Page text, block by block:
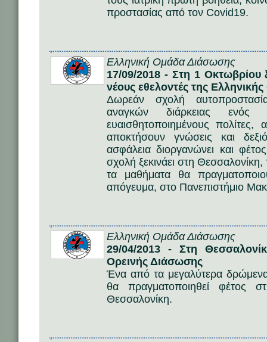
προστασίας από τον Covid19.
Ελληνική Ομάδα Διάσωσης
17/09/2018 - Στη 1 Οκτωβρίου
νέους εθελοντές της
Δωρεάν σχολή
αναγκών διάρκειας
ευαισθητοποιημένους
αποκτήσουν γνώσεις και
ασφάλεια διοργανώνει και
σχολή ξεκινάει στη
τα μαθήματα θα
απόγευμα, στο Πανεπιστήμιο
Ελληνική Ομάδα Διάσωσης
29/04/2013 - Στη
Ορεινής Διάσωσης
Ένα από τα μεγαλύτερα
θα πραγματοποιηθεί
Θεσσαλονίκη.